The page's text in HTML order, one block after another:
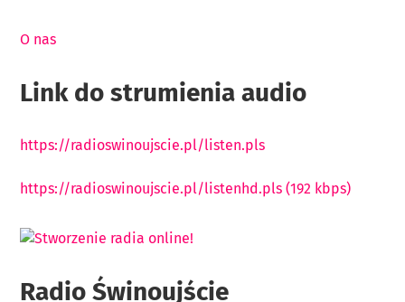
O nas
Link do strumienia audio
https://radioswinoujscie.pl/listen.pls
https://radioswinoujscie.pl/listenhd.pls (192 kbps)
Radio Świnoujście